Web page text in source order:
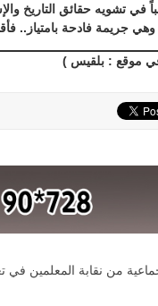
في تشويه حقائق التاريخ
وهي جريمة فادحة بامتياز..
موقع : بلقيس )
من نقابة المعلمين في